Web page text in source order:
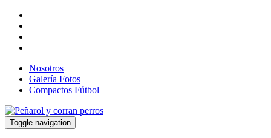
Nosotros
Galería Fotos
Compactos Fútbol
Toggle navigation